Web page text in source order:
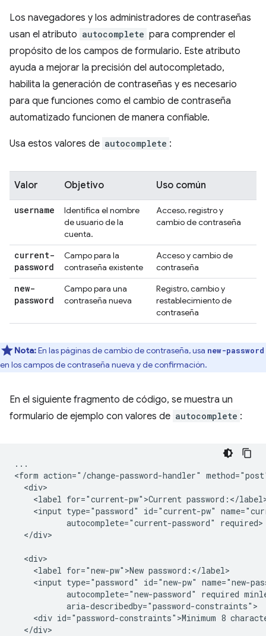
Los navegadores y los administradores de contraseñas
usan el atributo autocomplete para comprender el
propósito de los campos de formulario. Este atributo
ayuda a mejorar la precisión del autocompletado,
habilita la generación de contraseñas y es necesario
para que funciones como el cambio de contraseña
automatizado funcionen de manera confiable.
Usa estos valores de autocomplete :
Valor Objetivo Uso común
username
Identifica el nombre
de usuario de la
cuenta.
Acceso, registro y
cambio de contraseña
current-
password
Campo para la
contraseña existente
Acceso y cambio de
contraseña
new-
password
Campo para una
contraseña nueva
Registro, cambio y
restablecimiento de
contraseña
Nota:En las páginas de cambio de contraseña, usa new-password
en los campos de contraseña nueva y de confirmación.
En el siguiente fragmento de código, se muestra un
formulario de ejemplo con valores de autocomplete :
...
<form action="/change-password-handler"
  <div>
<label for="current-pw">Current password:</
<input type="password" id="current-pw"
           autocomplete="current-password" required>
  </div>
  <div>
    <label for="new-pw">New password:</label>
<input type="password" id="new-pw" name="new-
autocomplete="new-password" required
           aria-describedby="password-constraints">
<div id="password-constraints">Minimum 8
  </div>